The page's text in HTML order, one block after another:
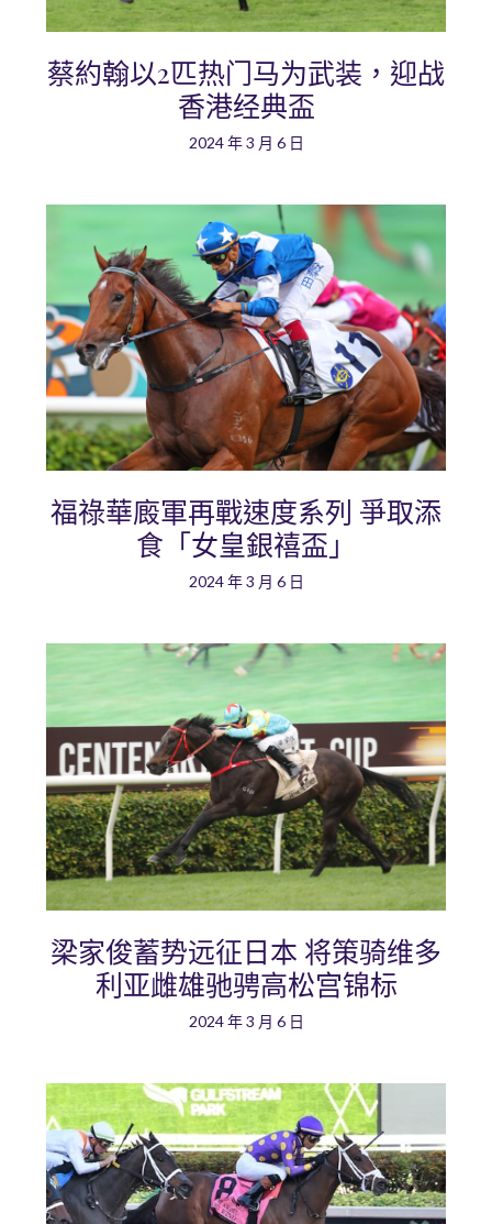
蔡約翰以2匹热门马为武装，迎战
香港经典盃
2024 年 3 月 6 日
福祿華廄軍再戰速度系列 爭取添
食「女皇銀禧盃」
2024 年 3 月 6 日
梁家俊蓄势远征日本 将策骑维多
利亚雌雄驰骋高松宫锦标
2024 年 3 月 6 日